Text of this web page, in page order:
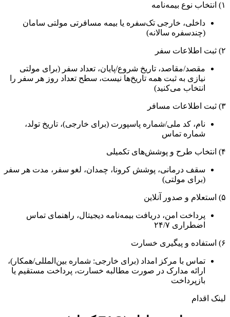
۱) انتخاب نوع بیمه‌نامه
داخلی، خارجی تک‌سفره یا بیمه مسافرتی مولتی سامان
(چندسفره سالانه)
۲) ثبت اطلاعات سفر
مقصد/مقاصد، تاریخ شروع/پایان، تعداد سفر (برای مولتی
نیازی به ثبت همه تاریخ‌ها نیست، سطح تعداد روز هر سفر را
انتخاب می‌کنید)
۳) ثبت اطلاعات مسافر
نام، کد ملی/شماره پاسپورت (برای خارجی)، تاریخ تولد،
شماره تماس
۴) انتخاب طرح و پوشش‌های تکمیلی
سقف درمانی، پوشش کرونا، چمدان، لغو سفر، مدت هر سفر
(برای مولتی)
۵) استعلام و صدور آنلاین
پرداخت امن، دریافت بیمه‌نامه دیجیتال، راهنمای تماس
اضطراری ۲۴/۷
۶) استفاده و پیگیری خسارت
تماس با مرکز امداد (برای خارجی: شماره بین‌المللی/همکار)،
ارائه مدارک در صورت مطالبه خسارت، پرداخت مستقیم یا
بازپرداخت
لینک اقدام